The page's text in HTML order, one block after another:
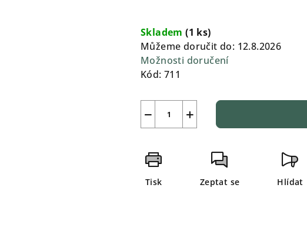
cena:
Skladem(1 ks)
Můžeme doručit do: 12.8.2026
Možnosti doručení
Kód: 711
+
−
Tisk Zeptat se Hlídat